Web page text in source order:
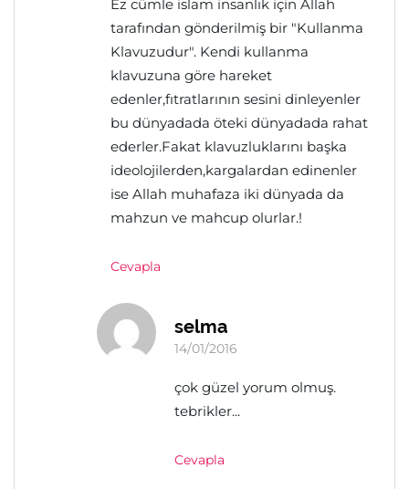
Ez cümle islam insanlık için Allah
tarafından gönderilmiş bir "Kullanma
Klavuzudur". Kendi kullanma
klavuzuna göre hareket
edenler,fıtratlarının sesini dinleyenler
bu dünyadada öteki dünyadada rahat
ederler.Fakat klavuzluklarını başka
ideolojilerden,kargalardan edinenler
ise Allah muhafaza iki dünyada da
mahzun ve mahcup olurlar.!
Cevapla
selma
14/01/2016
çok güzel yorum olmuş.
tebrikler...
Cevapla